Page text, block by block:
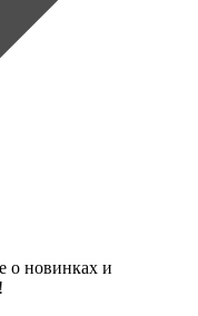
о новинках и